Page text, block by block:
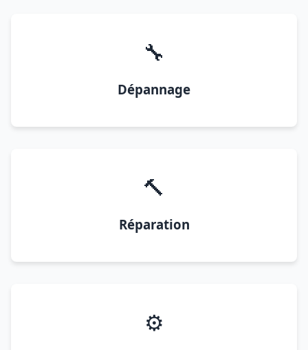
🔧
Dépannage
🔨
Réparation
⚙️